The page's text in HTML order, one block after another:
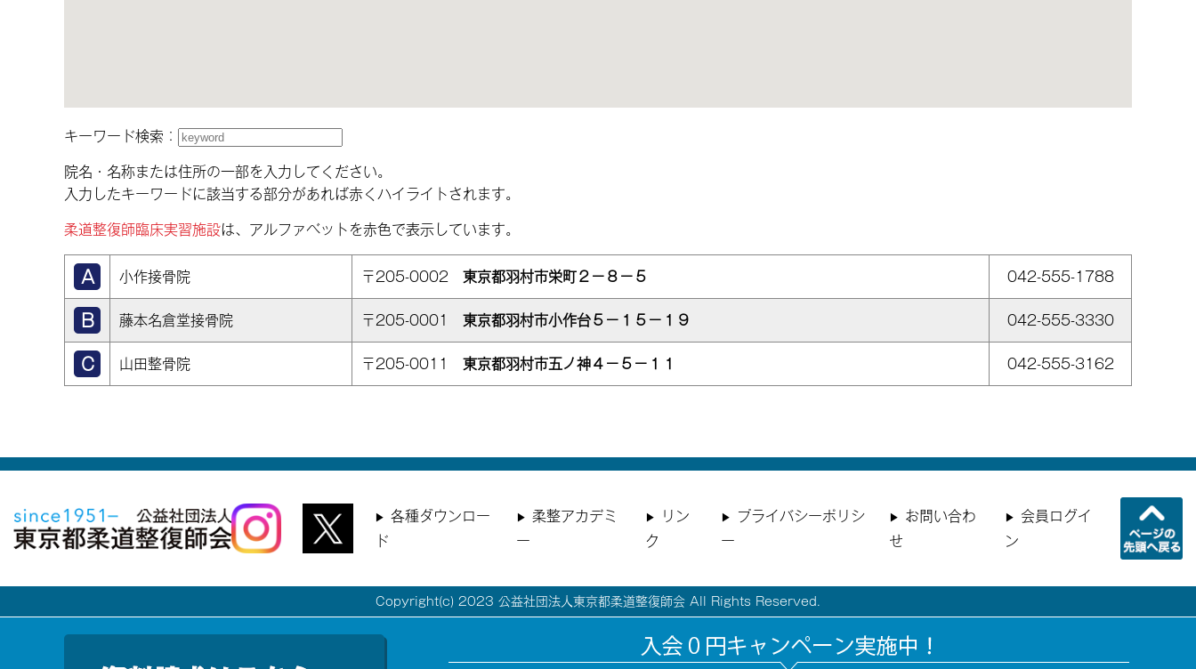
キーワード検索：
院名・名称または住所の一部を入力してください。
入力したキーワードに該当する部分があれば赤くハイライトされます。
柔道整復師臨床実習施設は、アルファベットを赤色で表示しています。
小作接骨院 〒205-0002 東京都羽村市栄町２－８－５ 042-555-1788
藤本名倉堂接骨院 〒205-0001 東京都羽村市小作台５－１５－１９ 042-555-3330
山田整骨院 〒205-0011 東京都羽村市五ノ神４－５－１１ 042-555-3162
各種ダウンロー
ド
柔整アカデミ
ー
リン
ク
プライバシーポリシ
ー
お問い合わ
せ
会員ログイ
ン
Copyright(c) 2023 公益社団法人東京都柔道整復師会 All Rights Reserved.